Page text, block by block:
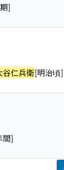
]
谷仁兵衛[明治頃]
間]